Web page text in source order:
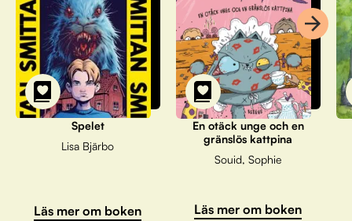
Spelet
Lisa Bjärbo
Läs mer om boken
En otäck unge och en
gränslös kattpina
Souid, Sophie
Läs mer om boken